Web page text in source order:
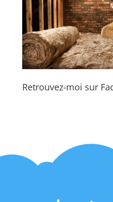
Retrouvez-moi sur